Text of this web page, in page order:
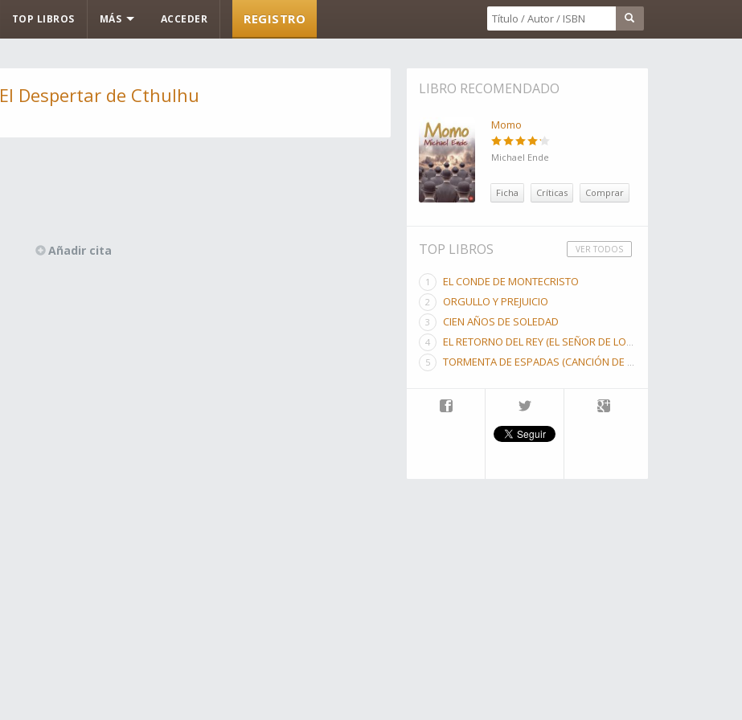
TOP LIBROS MÁS ACCEDER REGISTRO
El Despertar de Cthulhu
Añadir cita
LIBRO RECOMENDADO
Momo
Michael Ende
Ficha Críticas Comprar
VER TODOS
TOP LIBROS
EL CONDE DE MONTECRISTO
ORGULLO Y PREJUICIO
CIEN AÑOS DE SOLEDAD
EL RETORNO DEL REY (EL SEÑOR DE LOS ANILLOS, #3)
TORMENTA DE ESPADAS (CANCIÓN DE HIELO Y FUEGO III)